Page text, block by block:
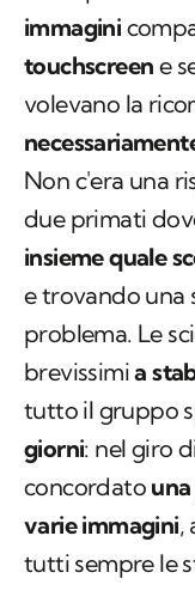
immagini
touchscreen e
volevano la
Non c'era una
due primati
insieme quale
e trovando una
problema. Le
brevissimia
tutto il gruppo
giorni: nel giro
concordato
varie immagini,
tutti sempre le